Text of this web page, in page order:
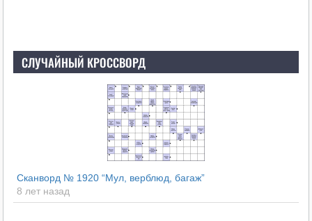
СЛУЧАЙНЫЙ КРОССВОРД
Сканворд № 1920 “Мул, верблюд, багаж”
8 лет назад